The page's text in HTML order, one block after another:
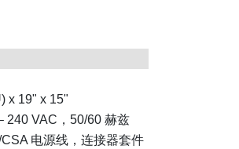
x 19" x 15"
240 VAC，50/60 赫兹
电源线，连接器套件